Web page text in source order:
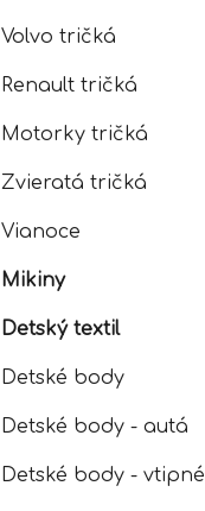
Volvo tričká
Renault tričká
Motorky tričká
Zvieratá tričká
Vianoce
Mikiny
Detský textil
Detské body
Detské body - autá
Detské body - vtipné